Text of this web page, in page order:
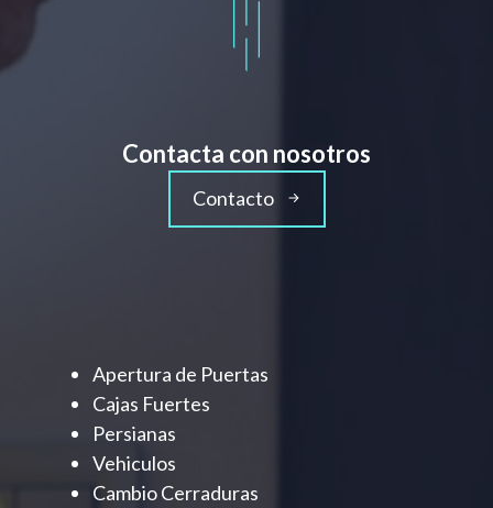
Contacta con nosotros
Contacto
Apertura de Puertas
Cajas Fuertes
Persianas
Vehiculos
Cambio Cerraduras